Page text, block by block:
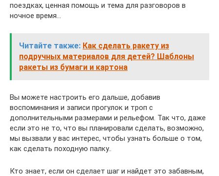
поездках, ценная помощь и тема для разговоров в
ночное время…
Читайте также: Как сделать ракету из
подручных материалов для детей? Шаблоны
ракеты из бумаги и картона
Вы можете настроить его дальше, добавив
воспоминания и записи прогулок и троп с
дополнительными размерами и рельефом. Так что, даже
если это не то, что вы планировали сделать, возможно,
мы вызвали у вас интерес, чтобы узнать больше о том,
как сделать походную палку..
Кто знает, если он сделает шаг и найдет это забавным,